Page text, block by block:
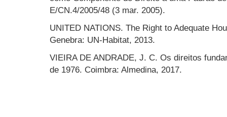
E/CN.4/2005/48 (3 mar. 2005).
UNITED NATIONS. The Right to Adequate
Genebra: UN-Habitat, 2013.
VIEIRA DE ANDRADE, J. C. Os direitos
de 1976. Coimbra: Almedina, 2017.